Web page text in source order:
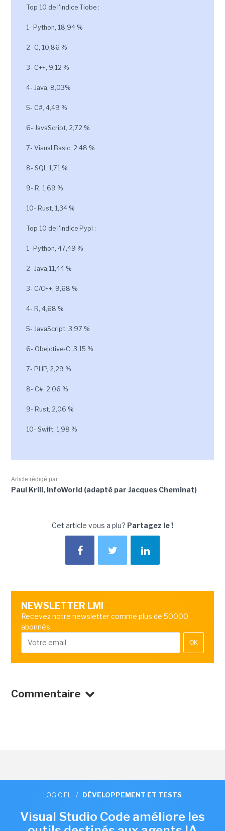
Top 10 de l'indice Tiobe :
1- Python, 18,94 %
2- C, 10,86 %
3- C++, 9,12 %
4- Java, 8,03%
5- C#, 4,49 %
6- JavaScript, 2,72 %
7- Visual Basic, 2,48 %
8- SQL 1,71 %
9- R, 1,69 %
10- Rust, 1,34 %
Top 10 de l'indice Pypl :
1- Python, 47,49 %
2- Java,11,44 %
3- C/C++, 9,68 %
4- R, 4,68 %
5- JavaScript, 3,97 %
6- Obejctive-C, 3,15 %
7- PHP, 2,29 %
8- C#, 2,06 %
9- Rust, 2,06 %
10- Swift, 1,98 %
Article rédigé par
Paul Krill, InfoWorld (adapté par Jacques Cheminat)
Cet article vous a plu? Partagez le !
NEWSLETTER LMI
Recevez notre newsletter comme plus de 50000
abonnés
OK
Commentaire
LOGICIEL / DÉVELOPPEMENT ET TESTS
Visual Studio Code améliore les